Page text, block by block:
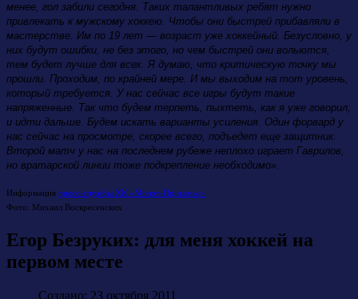
менее, гол забили сегодня. Таких талантливых ребят нужно
привлекать к мужскому хоккею. Чтобы они быстрей прибавляли в
мастерстве. Им по 19 лет — возраст уже хоккейный. Безусловно, у
них будут ошибки, не без этого, но чем быстрей они вольются,
тем будет лучше для всех. Я думаю, что критическую точку мы
прошли. Проходим, по крайней мере. И мы выходим на тот уровень,
который требуется. У нас сейчас все игры будут такие
напряженные. Так что будем терпеть, пыхтеть, как я уже говорил,
и идти дальше. Будем искать варианты усиления. Один форвард у
нас сейчас на просмотре, скорее всего, подъедет еще защитник.
Второй матч у нас на последнем рубеже неплохо играет Гаврилов,
но вратарской линии тоже подкрепление необходимо».
Информация пресс-службы ХК «Молот-Прикамье»
Фото: Михаил Воскресенских
Егор Безруких: для меня хоккей на
первом месте
Создано: 23 октября 2011